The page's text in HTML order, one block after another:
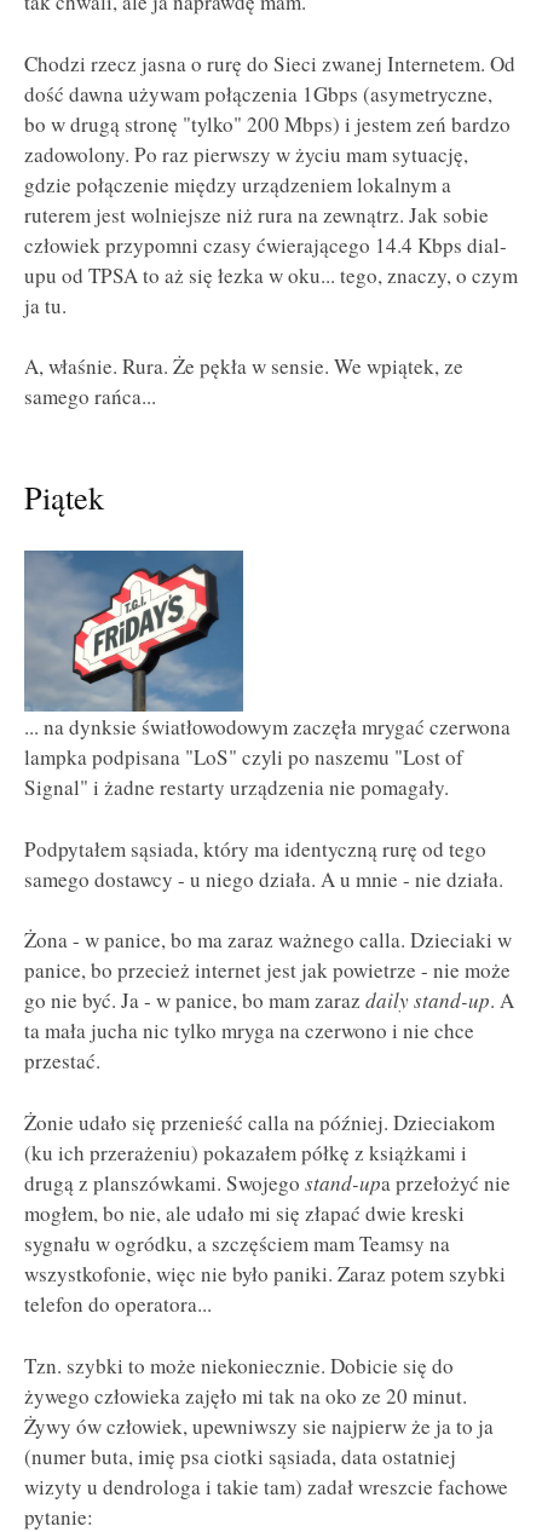
Chodzi rzecz jasna o rurę do Sieci zwanej Internetem. Od
dość dawna używam połączenia 1Gbps (asymetryczne,
bo w drugą stronę "tylko" 200 Mbps) i jestem zeń bardzo
zadowolony. Po raz pierwszy w życiu mam sytuację,
gdzie połączenie między urządzeniem lokalnym a
ruterem jest wolniejsze niż rura na zewnątrz. Jak sobie
człowiek przypomni czasy ćwierającego 14.4 Kbps dial-
upu od TPSA to aż się łezka w oku... tego, znaczy, o czym
ja tu.
A, właśnie. Rura. Że pękła w sensie. We wpiątek, ze
samego rańca...
Piątek
... na dynksie światłowodowym zaczęła mrygać czerwona
lampka podpisana "LoS" czyli po naszemu "Lost of
Signal" i żadne restarty urządzenia nie pomagały.
Podpytałem sąsiada, który ma identyczną rurę od tego
samego dostawcy - u niego działa. A u mnie - nie działa.
Żona - w panice, bo ma zaraz ważnego calla. Dzieciaki w
panice, bo przecież internet jest jak powietrze - nie może
go nie być. Ja - w panice, bo mam zaraz daily stand-up. A
ta mała jucha nic tylko mryga na czerwono i nie chce
przestać.
Żonie udało się przenieść calla na później. Dzieciakom
(ku ich przerażeniu) pokazałem półkę z książkami i
drugą z planszówkami. Swojego stand-upa przełożyć nie
mogłem, bo nie, ale udało mi się złapać dwie kreski
sygnału w ogródku, a szczęściem mam Teamsy na
wszystkofonie, więc nie było paniki. Zaraz potem szybki
telefon do operatora...
Tzn. szybki to może niekoniecznie. Dobicie się do
żywego człowieka zajęło mi tak na oko ze 20 minut.
Żywy ów człowiek, upewniwszy sie najpierw że ja to ja
(numer buta, imię psa ciotki sąsiada, data ostatniej
wizyty u dendrologa i takie tam) zadał wreszcie fachowe
pytanie: